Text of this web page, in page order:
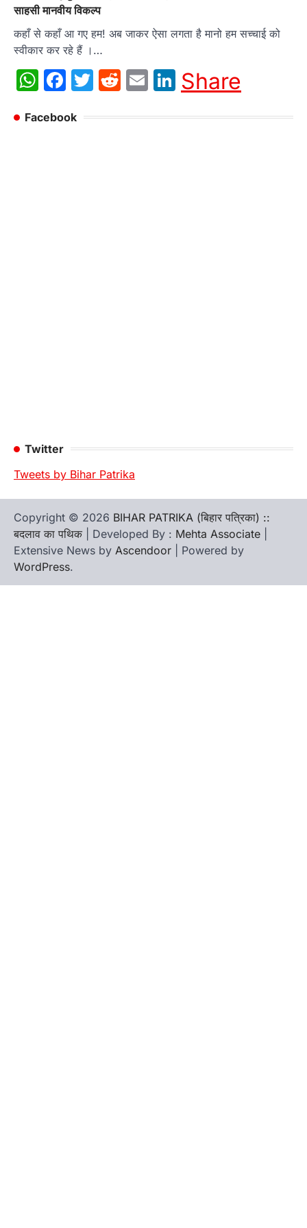
साहसी मानवीय विकल्प
कहाँ से कहाँ आ गए हम! अब जाकर ऐसा लगता है मानो हम सच्चाई को
स्वीकार कर रहे हैं ।…
WhatsApp
Facebook
Twitter
Reddit
EmailLinkedIn
Share
Facebook
Twitter
Tweets by Bihar Patrika
Copyright © 2026 BIHAR PATRIKA (बिहार पत्रिका) ::
बदलाव का पथिक | Developed By : Mehta Associate
Extensive News by Ascendoor | Powered by
WordPress.